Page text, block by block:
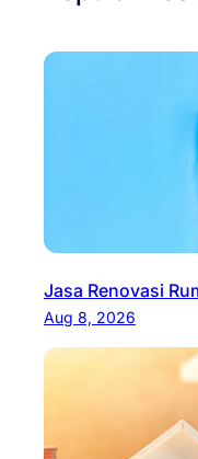
Jasa Renovasi
Aug 8, 2026